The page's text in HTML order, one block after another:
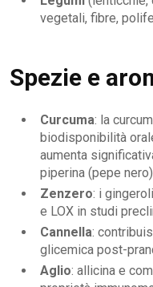
vegetali, fibre,
Spezie e
Curcuma: la
biodisponibilità
aumenta
piperina (pepe
Zenzero: i
e LOX in studi
Cannella:
glicemica post-
Aglio: allicina e